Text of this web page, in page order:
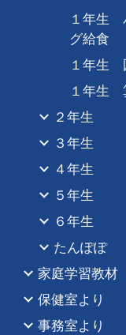
１年生
グ給食
１年生
１年生
２年生
３年生
４年生
５年生
６年生
たんぽぽ
家庭学習教材
保健室より
事務室より